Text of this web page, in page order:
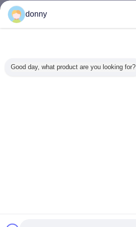
donny
Good day, what product are you looking for?